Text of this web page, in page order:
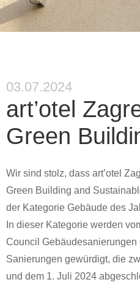
03.07.2024
art’otel
Green
Wir sind stolz, dass art’otel
Green Building and
der Kategorie Gebäude des
In dieser Kategorie werden
Council Gebäudesanierungen
Sanierungen gewürdigt, die
und dem 1. Juli 2024